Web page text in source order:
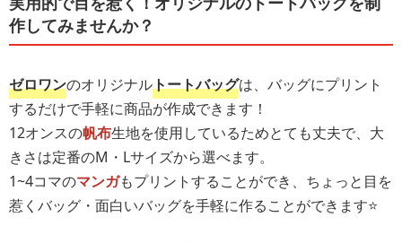
作してみませんか？
ゼロワンのオリジナルトートバッグは、バッグにプリント
するだけで手軽に商品が作成できます！
12オンスの帆布生地を使用しているためとても丈夫で、大
きさは定番のM・Lサイズから選べます。
1~4コマのマンガもプリントすることができ、ちょっと目を
惹くバッグ・面白いバッグを手軽に作ることができます⭐️